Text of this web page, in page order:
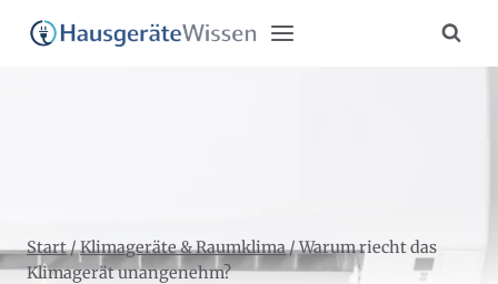
Zum
Inhalt
Start/Klimageräte & Raumklima/Warum riecht das
Klimagerät unangenehm?